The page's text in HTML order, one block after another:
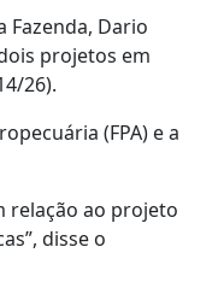
Fazenda, Dario
projetos em
26).
(FPA) e a
relação ao projeto
disse o